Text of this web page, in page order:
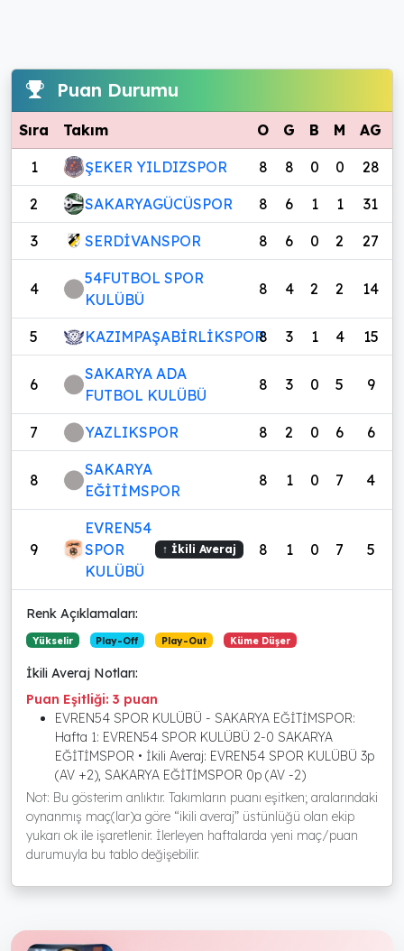
Puan Durumu
Sıra Takım O G B M AG
1 ŞEKER YILDIZSPOR 8 8 0 0 28
2 SAKARYAGÜCÜSPOR 8 6 1 1 31
3 SERDİVANSPOR 8 6 0 2 27
4
54FUTBOL SPOR
KULÜBÜ
8 4 2 2 14
5 KAZIMPAŞABİRLİKSPOR8 3 1 4 15
6
SAKARYA ADA
FUTBOL KULÜBÜ
8 3 0 5 9
7 YAZLIKSPOR 8 2 0 6 6
8
SAKARYA
EĞİTİMSPOR
8 1 0 7 4
9
EVREN54
SPOR
KULÜBÜ
↑ İkili Averaj 8 1 0 7 5
Renk Açıklamaları:
Yükselir Play-Off Play-Out Küme Düşer
İkili Averaj Notları:
Puan Eşitliği: 3 puan
EVREN54 SPOR KULÜBÜ - SAKARYA EĞİTİMSPOR:
Hafta 1: EVREN54 SPOR KULÜBÜ 2-0 SAKARYA
EĞİTİMSPOR • İkili Averaj: EVREN54 SPOR KULÜBÜ 3p
(AV +2), SAKARYA EĞİTİMSPOR 0p (AV -2)
Not: Bu gösterim anlıktır. Takımların puanı eşitken; aralarındaki
oynanmış maç(lar)a göre “ikili averaj” üstünlüğü olan ekip
yukarı ok ile işaretlenir. İlerleyen haftalarda yeni maç/puan
durumuyla bu tablo değişebilir.